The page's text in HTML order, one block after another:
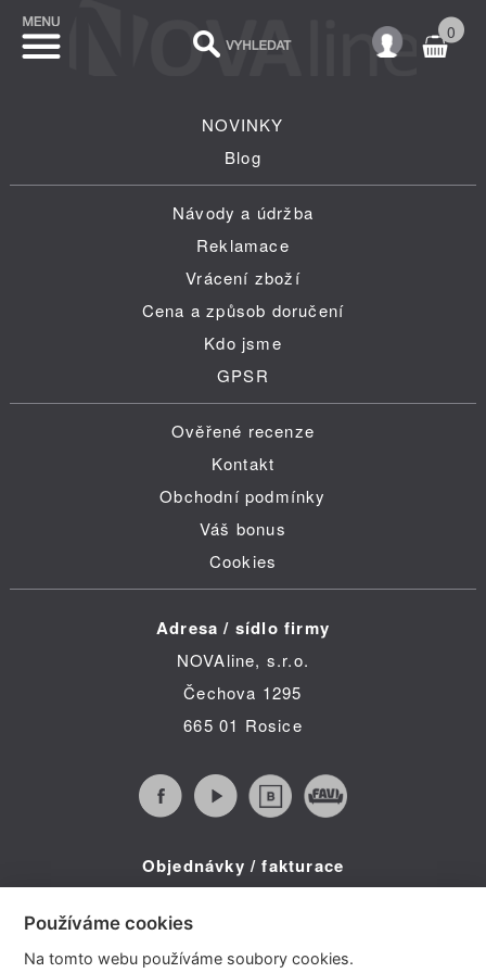
0
NOVINKY
Blog
Návody a údržba
Reklamace
Vrácení zboží
Cena a způsob doručení
Kdo jsme
GPSR
Ověřené recenze
Kontakt
Obchodní podmínky
Váš bonus
Cookies
Adresa / sídlo firmy
NOVAline, s.r.o.
Čechova 1295
665 01 Rosice
Objednávky / fakturace
Telefon: +420 734 322 587
E-mail: info@novaline.cz
Používáme cookies
Na tomto webu používáme soubory cookies.